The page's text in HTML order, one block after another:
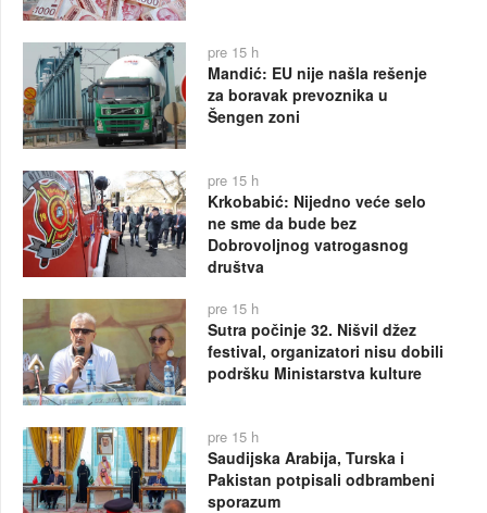
pre 15 h
Mandić: EU nije našla rešenje
za boravak prevoznika u
Šengen zoni
pre 15 h
Krkobabić: Nijedno veće selo
ne sme da bude bez
Dobrovoljnog vatrogasnog
društva
pre 15 h
Sutra počinje 32. Nišvil džez
festival, organizatori nisu dobili
podršku Ministarstva kulture
pre 15 h
Saudijska Arabija, Turska i
Pakistan potpisali odbrambeni
sporazum